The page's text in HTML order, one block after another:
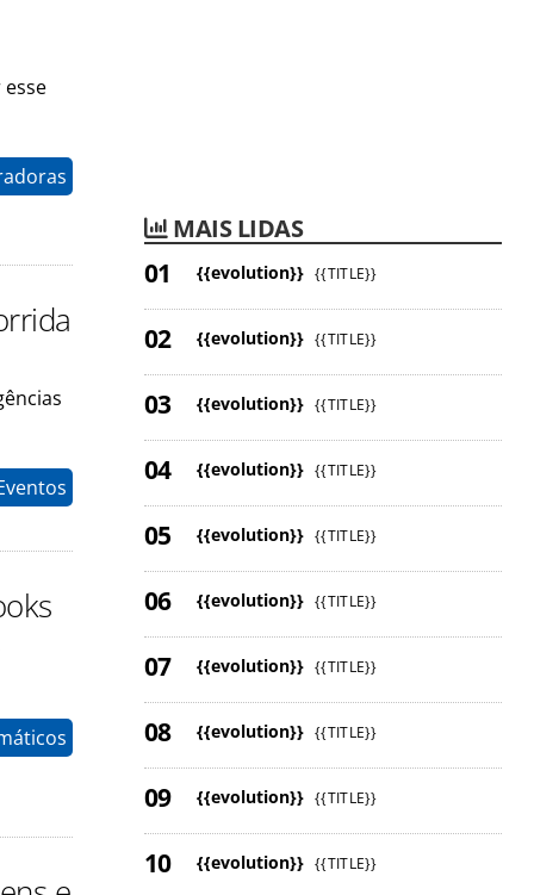
MAIS LIDAS
{{evolution}} {{TITLE}}
{{evolution}} {{TITLE}}
{{evolution}} {{TITLE}}
{{evolution}} {{TITLE}}
{{evolution}} {{TITLE}}
{{evolution}} {{TITLE}}
{{evolution}} {{TITLE}}
{{evolution}} {{TITLE}}
{{evolution}} {{TITLE}}
{{evolution}} {{TITLE}}